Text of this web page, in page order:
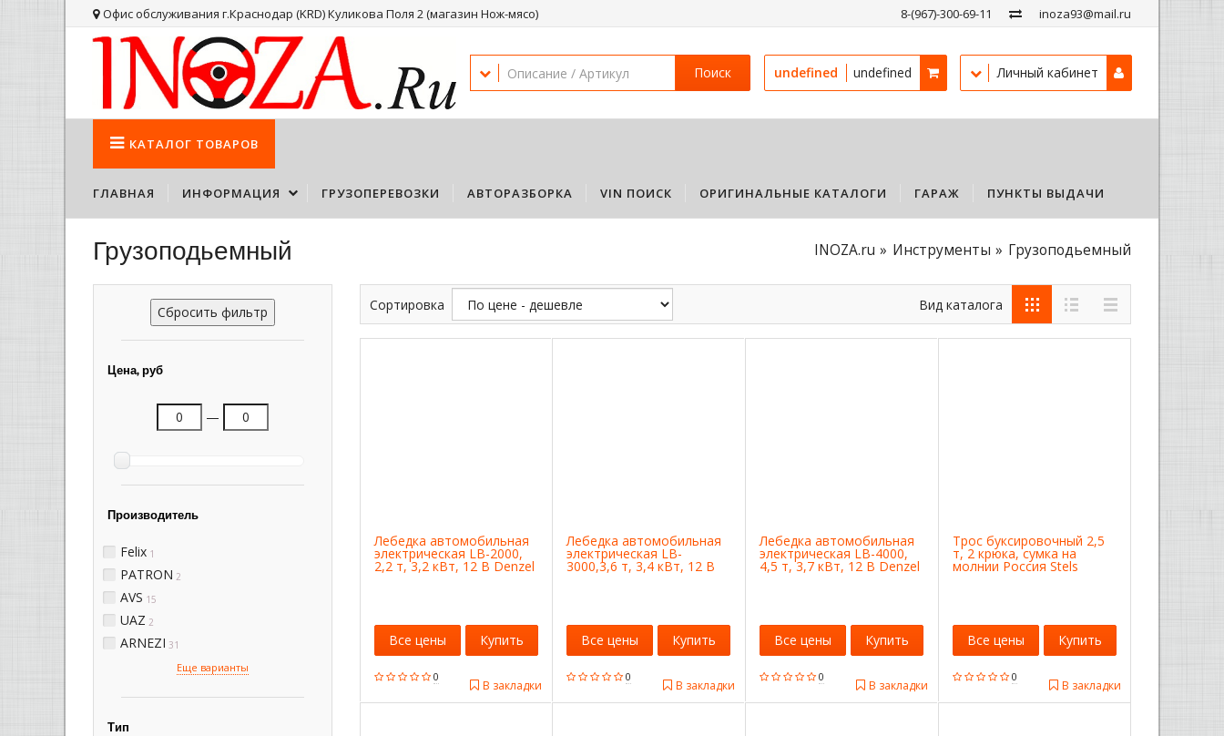
Офис обслуживания г.Краснодар (KRD) Куликова Поля 2 (магазин Нож-мясо) 8-(967)-300-69-11 inoza93@mail.ru
Поиск undefined undefined Личный кабинет
КАТАЛОГ ТОВАРОВ
ГЛАВНАЯ ИНФОРМАЦИЯ ГРУЗОПЕРЕВОЗКИ АВТОРАЗБОРКА VIN ПОИСК ОРИГИНАЛЬНЫЕ КАТАЛОГИ ГАРАЖ ПУНКТЫ ВЫДАЧИ
Грузоподьемный INOZA.ru Инструменты Грузоподьемный
Сбросить фильтр
Цена, руб
—
Производитель
Felix 1
PATRON 2
AVS 15
UAZ 2
ARNEZI 31
Еще варианты
Тип
Сортировка Вид каталога
Лебедка автомобильная
электрическая LB-2000,
2,2 т, 3,2 кВт, 12 В Denzel
0
В закладки
Все цены Купить
Лебедка автомобильная
электрическая LB-
3000,3,6 т, 3,4 кВт, 12 В
Denzel
0
В закладки
Все цены Купить
Лебедка автомобильная
электрическая LB-4000,
4,5 т, 3,7 кВт, 12 В Denzel
0
В закладки
Все цены Купить
Трос буксировочный 2,5
т, 2 крюка, сумка на
молнии Россия Stels
0
В закладки
Все цены Купить